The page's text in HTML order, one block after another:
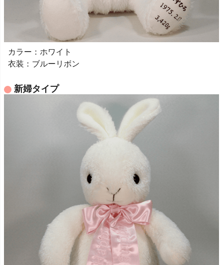
カラー：ホワイト
衣装：ブルーリボン
新婦タイプ